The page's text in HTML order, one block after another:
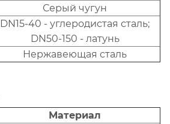
Серый чугун
DN15-40 - углеродистая сталь;
DN50-150 - латунь
Нержавеющая сталь
Материал